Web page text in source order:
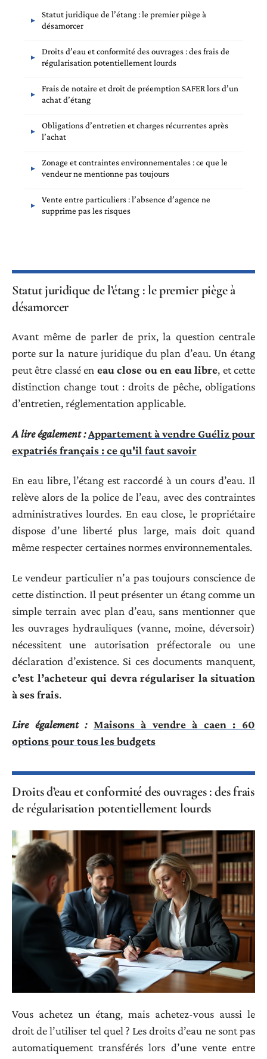
Statut juridique de l’étang : le premier piège à
désamorcer
Droits d’eau et conformité des ouvrages : des frais de
régularisation potentiellement lourds
Frais de notaire et droit de préemption SAFER lors d’un
achat d’étang
Obligations d’entretien et charges récurrentes après
l’achat
Zonage et contraintes environnementales : ce que le
vendeur ne mentionne pas toujours
Vente entre particuliers : l’absence d’agence ne
supprime pas les risques
Statut juridique de l’étang : le premier piège à
désamorcer
Avant même de parler de prix, la question centrale
porte sur la nature juridique du plan d’eau. Un étang
peut être classé en eau close ou en eau libre, et cette
distinction change tout : droits de pêche, obligations
d’entretien, réglementation applicable.
A lire également :Appartement à vendre Guéliz pour
expatriés français : ce qu'il faut savoir
En eau libre, l’étang est raccordé à un cours d’eau. Il
relève alors de la police de l’eau, avec des contraintes
administratives lourdes. En eau close, le propriétaire
dispose d’une liberté plus large, mais doit quand
même respecter certaines normes environnementales.
Le vendeur particulier n’a pas toujours conscience de
cette distinction. Il peut présenter un étang comme un
simple terrain avec plan d’eau, sans mentionner que
les ouvrages hydrauliques (vanne, moine, déversoir)
nécessitent une autorisation préfectorale ou une
déclaration d’existence. Si ces documents manquent,
c’est l’acheteur qui devra régulariser la situation
à ses frais.
Lire également : Maisons à vendre à caen : 60
options pour tous les budgets
Droits d’eau et conformité des ouvrages : des frais
de régularisation potentiellement lourds
Vous achetez un étang, mais achetez-vous aussi le
droit de l’utiliser tel quel ? Les droits d’eau ne sont pas
automatiquement transférés lors d’une vente entre